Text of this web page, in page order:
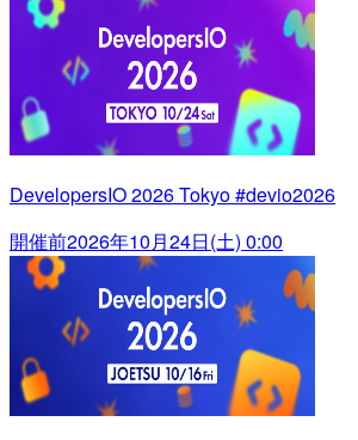
DevelopersIO 2026 Tokyo #devio2026
開催前2026年10月24日(土) 0:00